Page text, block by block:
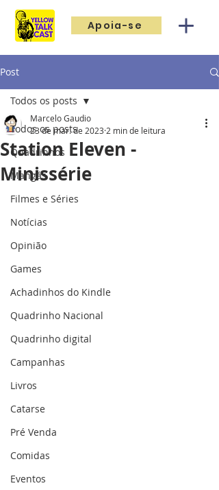
Apoia-se
Post
Todos os posts
Quadrinhos
Mangás
Filmes e Séries
Notícias
Opinião
Games
Achadinhos do Kindle
Quadrinho Nacional
Quadrinho digital
Campanhas
Livros
Catarse
Pré Venda
Comidas
Eventos
Todos os posts
Station Eleven -
Minissérie
Marcelo Gaudio
23 de mar. de 2023 2 min de leitura